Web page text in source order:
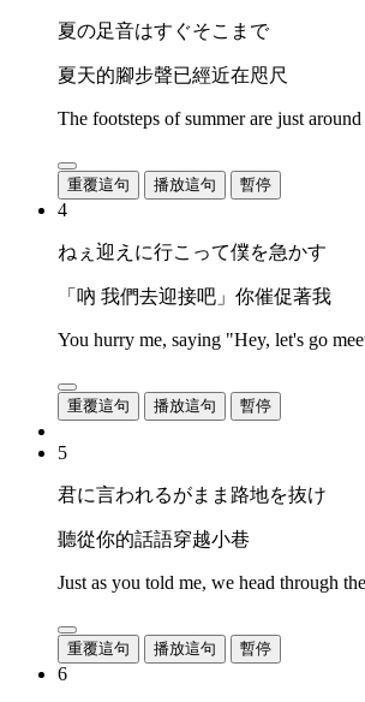
夏の足音はすぐそこまで
夏天的腳步聲已經近在咫尺
The footsteps of summer are just
重覆這句 播放這句 暫停
4
ねぇ迎えに行こって僕を急かす
「吶 我們去迎接吧」你催促著我
You hurry me, saying "Hey, let's go
重覆這句 播放這句 暫停
5
君に言われるがまま路地を抜け
聽從你的話語穿越小巷
Just as you told me, we head through
重覆這句 播放這句 暫停
6